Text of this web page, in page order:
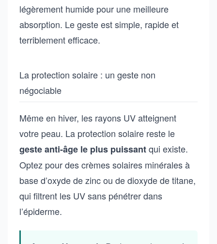
légèrement humide pour une meilleure
absorption. Le geste est simple, rapide et
terriblement efficace.
La protection solaire : un geste non
négociable
Même en hiver, les rayons UV atteignent
votre peau. La protection solaire reste le
geste anti-âge le plus puissantqui existe.
Optez pour des crèmes solaires minérales à
base d’oxyde de zinc ou de dioxyde de titane,
qui filtrent les UV sans pénétrer dans
l’épiderme.